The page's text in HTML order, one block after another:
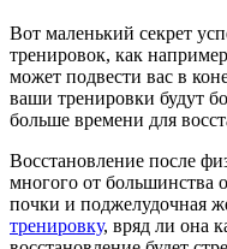
Вот маленький секрет
тренировок, как
может подвести вас в
ваши тренировки будут
больше времени для
Восстановление после
многого от большинства
почки и поджелудочная
тренировку, вряд ли она